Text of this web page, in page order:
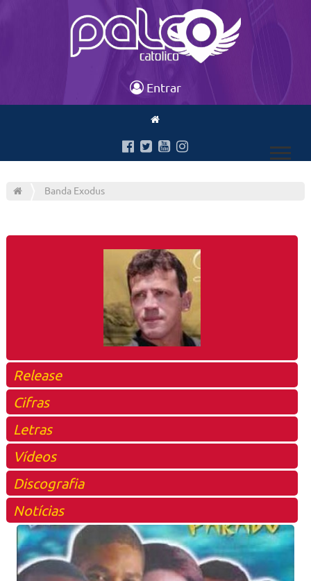
Entrar
Banda Exodus
Release
Cifras
Letras
Vídeos
Discografia
Notícias